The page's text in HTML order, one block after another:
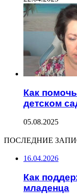
Как
детском
05.08.2025
ПОСЛЕДНИЕ
16.04.2026
Как
младенца